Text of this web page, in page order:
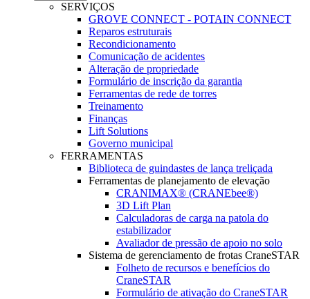
SERVIÇOS
GROVE CONNECT - POTAIN CONNECT
Reparos estruturais
Recondicionamento
Comunicação de acidentes
Alteração de propriedade
Formulário de inscrição da garantia
Ferramentas de rede de torres
Treinamento
Finanças
Lift Solutions
Governo municipal
FERRAMENTAS
Biblioteca de guindastes de lança treliçada
Ferramentas de planejamento de elevação
CRANIMAX® (CRANEbee®)
3D Lift Plan
Calculadoras de carga na patola do
estabilizador
Avaliador de pressão de apoio no solo
Sistema de gerenciamento de frotas CraneSTAR
Folheto de recursos e benefícios do
CraneSTAR
Formulário de ativação do CraneSTAR